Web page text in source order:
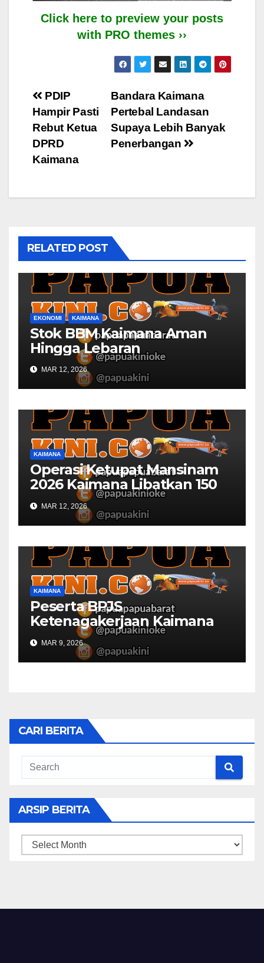
Click here to preview your posts
with PRO themes ››
Post
navigation
Bandara Kaimana
Pertebal Landasan
Supaya Lebih Banyak
Penerbangan
PDIP
Hampir Pasti
Rebut Ketua
DPRD
Kaimana
RELATED POST
EKONOMI KAIMANA
Stok BBM Kaimana Aman
Hingga Lebaran
MAR 12, 2026
KAIMANA
Operasi Ketupat Mansinam
2026 Kaimana Libatkan 150
Personil Gabungan
MAR 12, 2026
KAIMANA
Peserta BPJS
Ketenagakerjaan Kaimana
Berkurang 53 Persen di 2026
MAR 9, 2026
CARI BERITA
ARSIP BERITA
ARSIP